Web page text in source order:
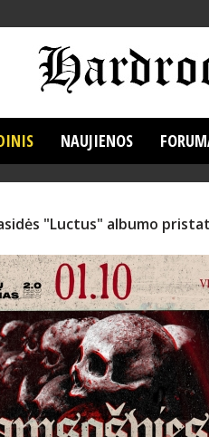
NAUJIENOS
"Luctus" albumo